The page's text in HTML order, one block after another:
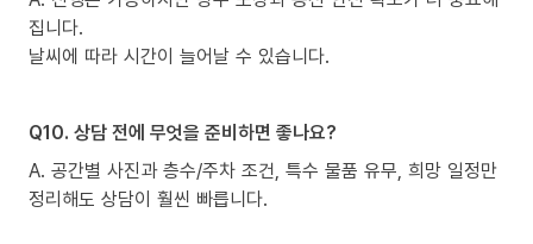
집니다.
날씨에 따라 시간이 늘어날 수 있습니다.
Q10. 상담 전에 무엇을 준비하면 좋나요?
A. 공간별 사진과 층수/주차 조건, 특수 물품 유무, 희망 일정만
정리해도 상담이 훨씬 빠릅니다.